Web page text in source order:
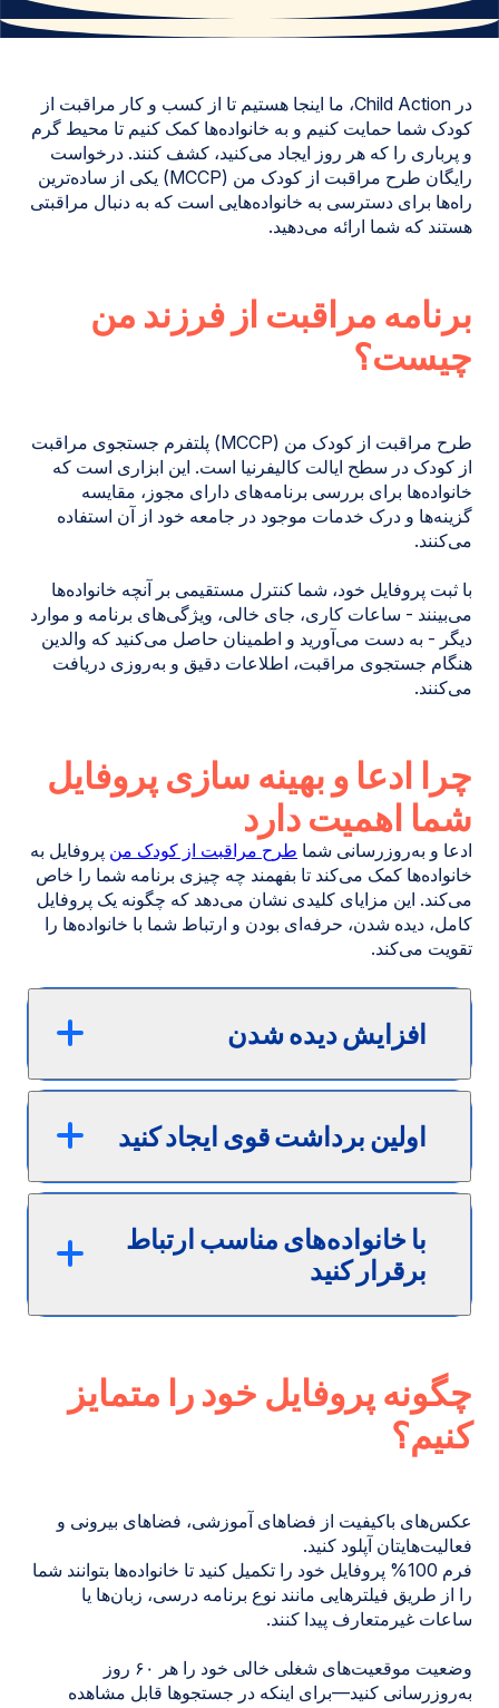
در Child Action، ما اینجا هستیم تا از کسب و کار مراقبت از
کودک شما حمایت کنیم و به خانواده‌ها کمک کنیم تا محیط گرم
و پرباری را که هر روز ایجاد می‌کنید، کشف کنند. درخواست
رایگان طرح مراقبت از کودک من (MCCP) یکی از ساده‌ترین
راه‌ها برای دسترسی به خانواده‌هایی است که به دنبال مراقبتی
هستند که شما ارائه می‌دهید.
برنامه مراقبت از فرزند من
چیست؟
طرح مراقبت از کودک من (MCCP) پلتفرم جستجوی مراقبت
از کودک در سطح ایالت کالیفرنیا است. این ابزاری است که
خانواده‌ها برای بررسی برنامه‌های دارای مجوز، مقایسه
گزینه‌ها و درک خدمات موجود در جامعه خود از آن استفاده
می‌کنند.
با ثبت پروفایل خود، شما کنترل مستقیمی بر آنچه خانواده‌ها
می‌بینند - ساعات کاری، جای خالی، ویژگی‌های برنامه و موارد
دیگر - به دست می‌آورید و اطمینان حاصل می‌کنید که والدین
هنگام جستجوی مراقبت، اطلاعات دقیق و به‌روزی دریافت
می‌کنند.
چرا ادعا و بهینه سازی پروفایل
شما اهمیت دارد
ادعا و به‌روزرسانی شما طرح مراقبت از کودک من پروفایل به
خانواده‌ها کمک می‌کند تا بفهمند چه چیزی برنامه شما را خاص
می‌کند. این مزایای کلیدی نشان می‌دهد که چگونه یک پروفایل
کامل، دیده شدن، حرفه‌ای بودن و ارتباط شما با خانواده‌ها را
تقویت می‌کند.
افزایش دیده شدن
اولین برداشت قوی ایجاد کنید
با خانواده‌های مناسب ارتباط
برقرار کنید
چگونه پروفایل خود را متمایز
کنیم؟
عکس‌های باکیفیت از فضاهای آموزشی، فضاهای بیرونی و
فعالیت‌هایتان آپلود کنید.
فرم 100% پروفایل خود را تکمیل کنید تا خانواده‌ها بتوانند شما
را از طریق فیلترهایی مانند نوع برنامه درسی، زبان‌ها یا
ساعات غیرمتعارف پیدا کنند.
وضعیت موقعیت‌های شغلی خالی خود را هر ۶۰ روز
به‌روزرسانی کنید—برای اینکه در جستجوها قابل مشاهده